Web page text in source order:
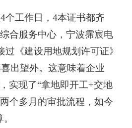
个工作日，4本证书都齐
合服务中心，宁波霈宸电
《建设用地规划许可证》
出望外。这意味着企业
实现了“拿地即开工+交地
个多月的审批流程，如今